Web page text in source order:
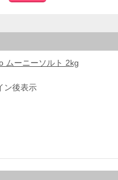
ムーニーソルト 2kg
ン後表示